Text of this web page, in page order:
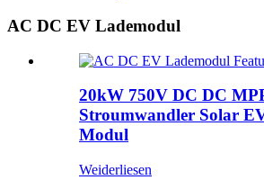
AC DC EV Lademodul
20kW 750V DC DC
Stroumwandler Solar
Modul
Weiderliesen